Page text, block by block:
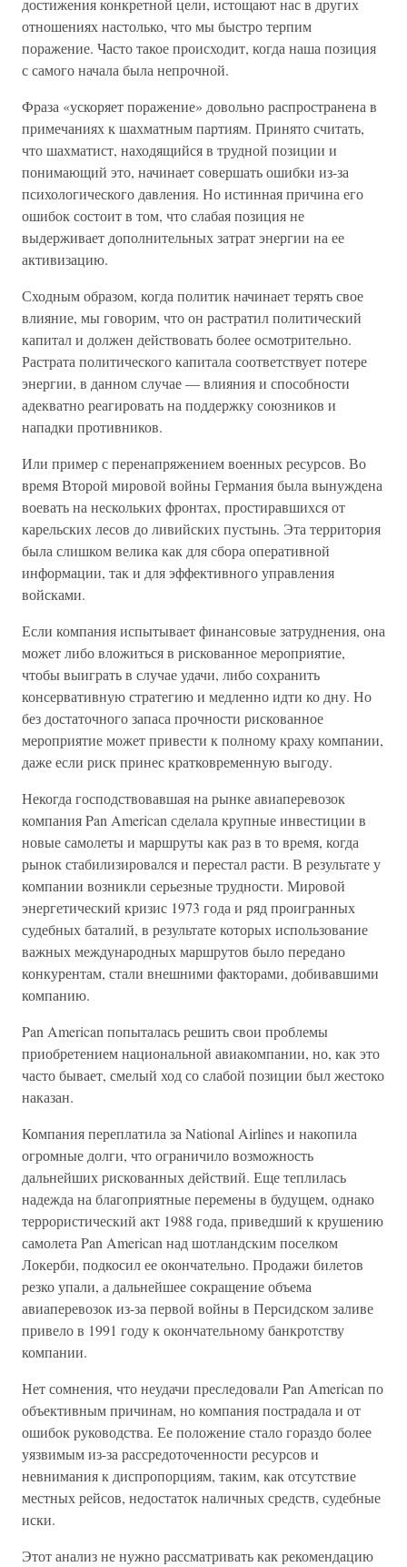
достижения конкретной цели, истощают нас в других
отношениях настолько, что мы быстро терпим
поражение. Часто такое происходит, когда наша позиция
с самого начала была непрочной.
Фраза «ускоряет поражение» довольно распространена в
примечаниях к шахматным партиям. Принято считать,
что шахматист, находящийся в трудной позиции и
понимающий это, начинает совершать ошибки из-за
психологического давления. Но истинная причина его
ошибок состоит в том, что слабая позиция не
выдерживает дополнительных затрат энергии на ее
активизацию.
Сходным образом, когда политик начинает терять свое
влияние, мы говорим, что он растратил политический
капитал и должен действовать более осмотрительно.
Растрата политического капитала соответствует потере
энергии, в данном случае — влияния и способности
адекватно реагировать на поддержку союзников и
нападки противников.
Или пример с перенапряжением военных ресурсов. Во
время Второй мировой войны Германия была вынуждена
воевать на нескольких фронтах, простиравшихся от
карельских лесов до ливийских пустынь. Эта территория
была слишком велика как для сбора оперативной
информации, так и для эффективного управления
войсками.
Если компания испытывает финансовые затруднения, она
может либо вложиться в рискованное мероприятие,
чтобы выиграть в случае удачи, либо сохранить
консервативную стратегию и медленно идти ко дну. Но
без достаточного запаса прочности рискованное
мероприятие может привести к полному краху компании,
даже если риск принес кратковременную выгоду.
Некогда господствовавшая на рынке авиаперевозок
компания Pan American сделала крупные инвестиции в
новые самолеты и маршруты как раз в то время, когда
рынок стабилизировался и перестал расти. В результате у
компании возникли серьезные трудности. Мировой
энергетический кризис 1973 года и ряд проигранных
судебных баталий, в результате которых использование
важных международных маршрутов было передано
конкурентам, стали внешними факторами, добивавшими
компанию.
Pan American попыталась решить свои проблемы
приобретением национальной авиакомпании, но, как это
часто бывает, смелый ход со слабой позиции был жестоко
наказан.
Компания переплатила за National Airlines и накопила
огромные долги, что ограничило возможность
дальнейших рискованных действий. Еще теплилась
надежда на благоприятные перемены в будущем, однако
террористический акт 1988 года, приведший к крушению
самолета Pan American над шотландским поселком
Локерби, подкосил ее окончательно. Продажи билетов
резко упали, а дальнейшее сокращение объема
авиаперевозок из-за первой войны в Персидском заливе
привело в 1991 году к окончательному банкротству
компании.
Нет сомнения, что неудачи преследовали Pan American по
объективным причинам, но компания пострадала и от
ошибок руководства. Ее положение стало гораздо более
уязвимым из-за рассредоточенности ресурсов и
невнимания к диспропорциям, таким, как отсутствие
местных рейсов, недостаток наличных средств, судебные
иски.
Этот анализ не нужно рассматривать как рекомендацию